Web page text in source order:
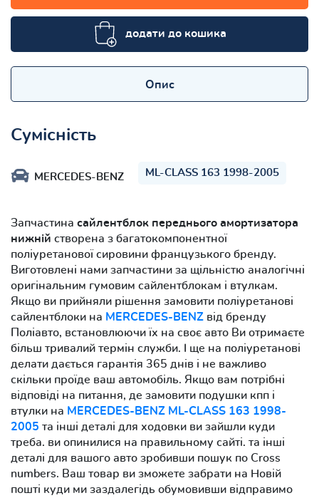
додати до кошика
Опис
Сумісність
MERCEDES-BENZ ML-CLASS 163 1998-2005
Запчастина сайлентблок переднього амортизатора
нижній створена з багатокомпонентної
поліуретанової сировини французького бренду.
Виготовлені нами запчастини за щільністю аналогічні
оригінальним гумовим сайлентблокам і втулкам.
Якщо ви прийняли рішення замовити поліуретанові
сайлентблоки на MERCEDES-BENZ від бренду
Поліавто, встановлюючи їх на своє авто Ви отримаєте
більш тривалий термін служби. І ще на поліуретанові
делати дається гарантія 365 днів і не важливо
скільки проїде ваш автомобіль. Якщо вам потрібні
відповіді на питання, де замовити подушки кпп і
втулки на MERCEDES-BENZ ML-CLASS 163 1998-
2005 та інші деталі для ходовки ви зайшли куди
треба. ви опинилися на правильному сайті. та інші
деталі для вашого авто зробивши пошук по Cross
numbers. Ваш товар ви зможете забрати на Новій
пошті куди ми заздалегідь обумовивши відправимо